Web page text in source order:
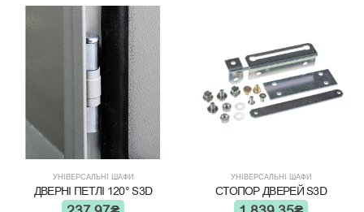
УНІВЕРСАЛЬНІ ШАФИ
ДВЕРНІ ПЕТЛІ 120° S3D
УНІВЕРСАЛЬНІ ШАФИ
СТОПОР ДВЕРЕЙ S3D